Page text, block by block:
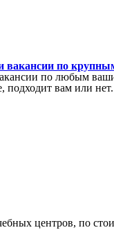
вакансии по
по любым
подходит вам или
центров, по